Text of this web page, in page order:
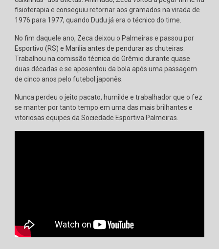
fisioterapia e conseguiu retornar aos gramados na virada de
1976 para 1977, quando Dudu já era o técnico do time.
No fim daquele ano, Zeca deixou o Palmeiras e passou por
Esportivo (RS) e Marília antes de pendurar as chuteiras.
Trabalhou na comissão técnica do Grêmio durante quase
duas décadas e se aposentou da bola após uma passagem
de cinco anos pelo futebol japonês.
Nunca perdeu o jeito pacato, humilde e trabalhador que o fez
se manter por tanto tempo em uma das mais brilhantes e
vitoriosas equipes da Sociedade Esportiva Palmeiras.